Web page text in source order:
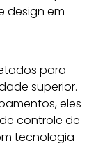
design em
para
superior.
eles
controle de
tecnologia